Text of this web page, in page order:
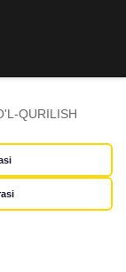
QURILISH